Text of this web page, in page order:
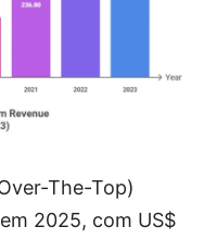
The-Top)
2025, com US$